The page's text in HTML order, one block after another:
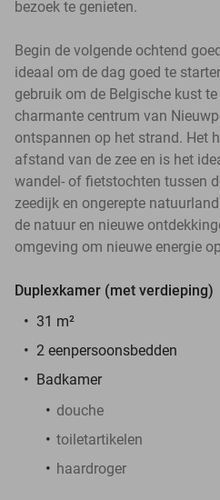
bezoek te genieten.
Begin de volgende ochtend
ideaal om de dag goed te
gebruik om de Belgische kust
charmante centrum van
ontspannen op het strand. Het
afstand van de zee en is het
wandel- of fietstochten tussen
zeedijk en ongerepte
de natuur en nieuwe
omgeving om nieuwe energie
Duplexkamer (met verdieping)
31 m²
2 eenpersoonsbedden
Badkamer
douche
toiletartikelen
haardroger